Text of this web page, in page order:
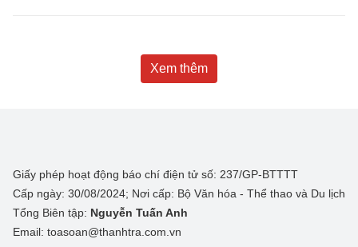
Xem thêm
Giấy phép hoạt động báo chí điện tử số: 237/GP-BTTTT
Cấp ngày: 30/08/2024; Nơi cấp: Bộ Văn hóa - Thể thao và Du lịch
Tổng Biên tập: Nguyễn Tuấn Anh
Email: toasoan@thanhtra.com.vn